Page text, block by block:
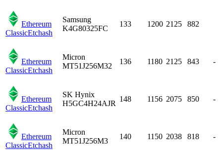
Ethereum
ClassicEtchash
Samsung
K4G80325FC
133 1200 2125 882
Ethereum
ClassicEtchash
Micron
MT51J256M32
136 1180 2125 843 -
Ethereum
ClassicEtchash
SK Hynix
H5GC4H24AJR
148 1156 2075 850 -
Ethereum
ClassicEtchash
Micron
MT51J256M3
140 1150 2038 818 -